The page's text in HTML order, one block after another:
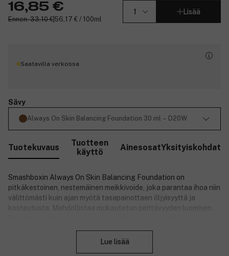
16,85 €
Ennen: 33,10 € 56,17 € / 100ml
Lisää
Saatavilla verkossa
Sävy
Always On Skin Balancing Foundation 30 ml – D20W
Tuotekuvaus
Tuotteen
käyttö
AinesosatYksityiskohdat
Smashboxin Always On Skin Balancing Foundation on
pitkäkestoinen, nestemäinen meikkivoide, joka parantaa ihoa niin
välittömästi kuin ajan myötä tasapainottaen öljyisyyttä ja
kosteutusta. Mahdollistaa mukautetun peittävyyden luomisen.
Nestemäinen meikkivoide sisältää Smashboxin Balance Boost
Lue lisää